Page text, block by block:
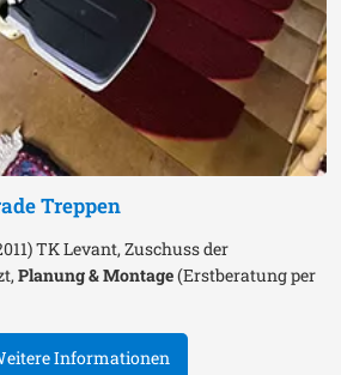
Treppen
TK Levant, Zuschuss der
Planung & Montage(Erstberatung per
Informationen